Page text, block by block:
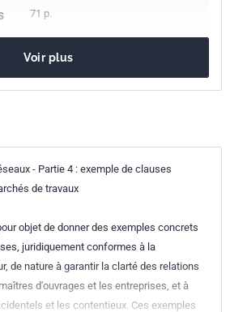
71 p.
S70-003-4
Voir plus
- Partie 4 : exemple de clauses
de travaux
objet de donner des exemples concrets
juridiquement conformes à la
de nature à garantir la clarté des relations
d'ouvrages et les entreprises, et à
et les contentieux. Ces exemples